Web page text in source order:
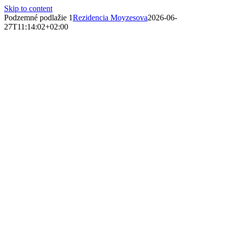
Skip to content
Podzemné podlažie 1Rezidencia Moyzesova2026-06-
27T11:14:02+02:00